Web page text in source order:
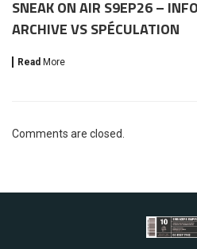
SNEAK ON AIR S9EP26 –
ARCHIVE VS SPÉCULATION
Read More
Comments are closed.